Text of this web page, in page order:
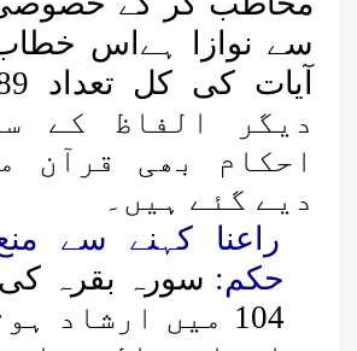
سے نوازا ہےاس
دیگر الفاظ کے
احکام بھی قرآن
دیے گئے ہیں۔
راعنا کہنے سے
حکم: سورہ بقرہ کی
104 میں ارشاد